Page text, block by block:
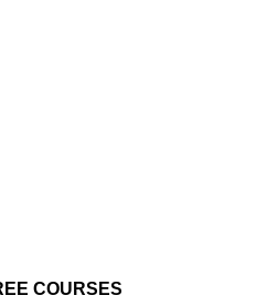
COURSES